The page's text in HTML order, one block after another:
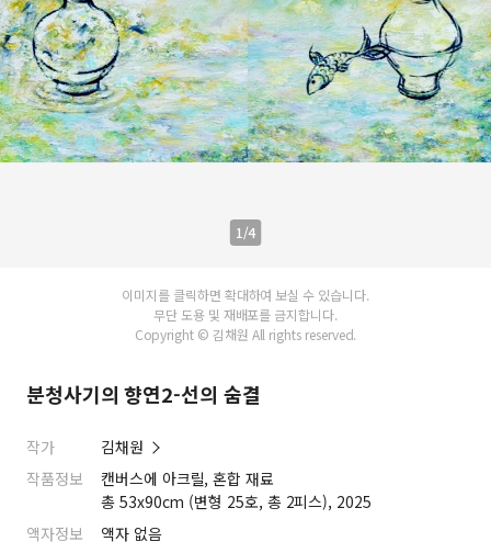
1/4
이미지를 클릭하면 확대하여 보실 수 있습니다.
무단 도용 및 재배포를 금지합니다.
Copyright © 김채원 All rights reserved.
분청사기의 향연2-선의 숨결
작가
김채원
작품정보
캔버스에 아크릴, 혼합 재료
총 53x90cm (변형 25호, 총 2피스), 2025
액자정보
액자 없음